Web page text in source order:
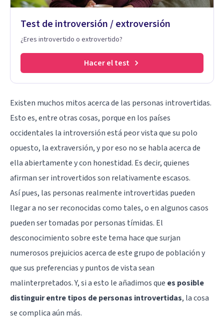
Test de introversión / extroversión
¿Eres introvertido o extrovertido?
Hacer el test
Existen muchos mitos acerca de las personas introvertidas.
Esto es, entre otras cosas, porque en los países
occidentales la introversión está peor vista que su polo
opuesto, la extraversión, y por eso no se habla acerca de
ella abiertamente y con honestidad. Es decir, quienes
afirman ser introvertidos son relativamente escasos.
Así pues, las personas realmente introvertidas pueden
llegar a no ser reconocidas como tales, o en algunos casos
pueden ser tomadas por personas tímidas. El
desconocimiento sobre este tema hace que surjan
numerosos prejuicios acerca de este grupo de población y
que sus preferencias y puntos de vista sean
malinterpretados. Y, si a esto le añadimos que es posible
distinguir entre tipos de personas introvertidas, la cosa
se complica aún más.